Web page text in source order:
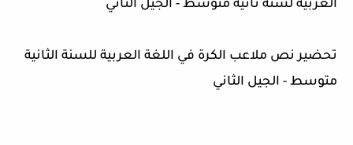
العربية لسنة ثانية متوسط - الجيل الثاني
تحضير نص ملاعب الكرة في اللغة العربية للسنة الثانية
متوسط - الجيل الثاني